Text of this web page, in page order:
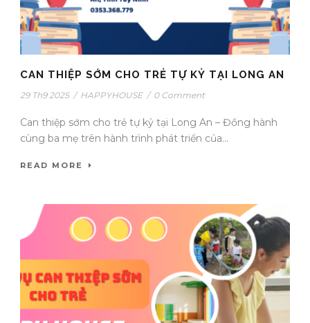
CAN THIỆP SỚM CHO TRẺ TỰ KỶ TẠI LONG AN
29 Th9 2025 / HAPPYHOUSE / 0 Comment
Can thiệp sớm cho trẻ tự kỷ tại Long An – Đồng hành
cùng ba mẹ trên hành trình phát triển của...
READ MORE